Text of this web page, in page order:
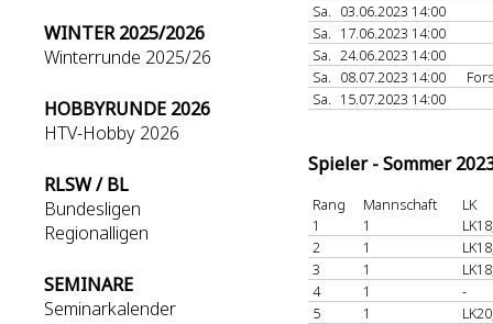
WINTER 2025/2026
Winterrunde 2025/26
HOBBYRUNDE 2026
HTV-Hobby 2026
RLSW / BL
Bundesligen
Regionalligen
SEMINARE
Seminarkalender
Sa. 03.06.2023 14:00
Sa. 17.06.2023 14:00
Sa. 24.06.2023 14:00
Sa. 08.07.2023 14:00
Sa. 15.07.2023 14:00
Spieler - Sommer
Rang Mannschaft
LK
1
1
2
1
3
1
4
1
-
5
1